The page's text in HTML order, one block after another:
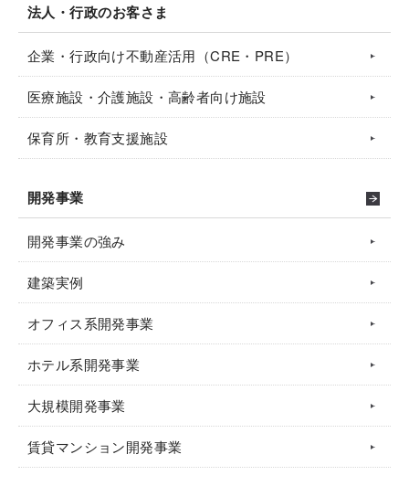
法人・行政のお客さま
企業・行政向け不動産活用（CRE・PRE）
医療施設・介護施設・高齢者向け施設
保育所・教育支援施設
開発事業
開発事業の強み
建築実例
オフィス系開発事業
ホテル系開発事業
大規模開発事業
賃貸マンション開発事業